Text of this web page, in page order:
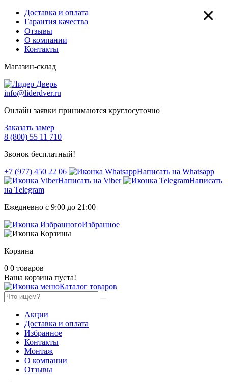
Доставка и оплата
Гарантия качества
Отзывы
О компании
Контакты
Магазин-склад
info@liderdver.ru
Онлайн заявки принимаются круглосуточно
Заказать замер
8 (800) 55 11 710
Звонок бесплатный!
+7 (977) 450 22 06
Написать на Whatsapp
Написать на Viber
Написать
на Telegram
Ежедневно с 9:00 до 21:00
Избранное
Корзина
0 0 товаров
Ваша корзина пуста!
Каталог товаров
Акции
Доставка и оплата
Избранное
Контакты
Монтаж
О компании
Отзывы
×